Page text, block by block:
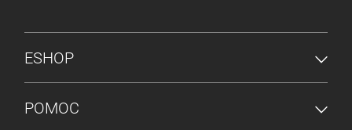
PONUKA V PÄTE
ESHOP
POMOC